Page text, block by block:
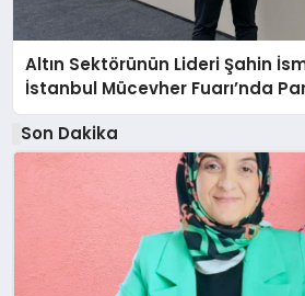
Altın Sektörünün Lideri Şahin
İstanbul Mücevher Fuarı’nda
Son Dakika